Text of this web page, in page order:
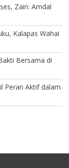
Zain: Amdal
Kalapas Wahai
Bersama di
Peran Aktif dalam